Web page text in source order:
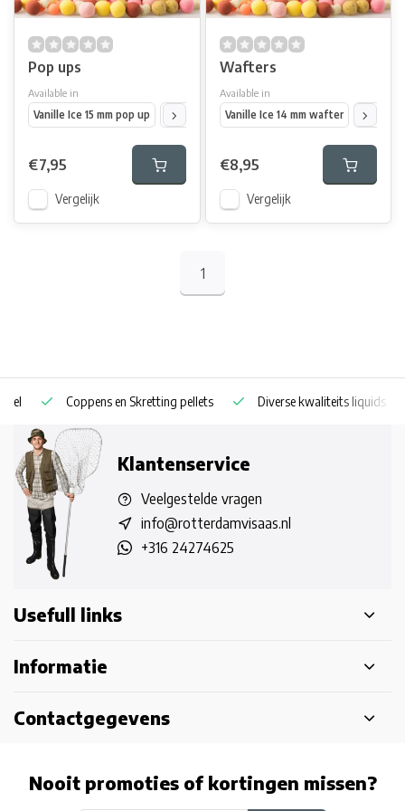
Pop ups
Available in
Vanille Ice 15 mm pop up
Vanille Ice pop up 20 mm Maple cream pop up
€7,95
Vergelijk
Wafters
Available in
Vanille Ice 14 mm wafter
Vanille
€8,95
Vergelijk
1
Coppens en Skretting pellets Diverse kwaliteits liquids
Klantenservice
Veelgestelde vragen
info@rotterdamvisaas.nl
+316 24274625
Usefull links
Informatie
Contactgegevens
Nooit promoties of kortingen missen?